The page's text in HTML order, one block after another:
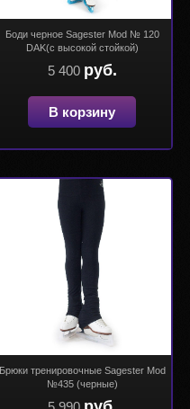
Боди черное Sagester Mod № 120
DAK(с высокой стойкой)
5 400 руб.
В корзину
Брюки тренировочные Sagester Mod
№435 (черные)